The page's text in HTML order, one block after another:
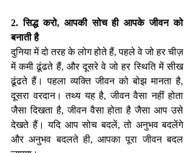
2. सिद्ध करो, आपकी सोच ही आपके जीवन को
बनाती है
दुनिया में दो तरह के लोग होते हैं, पहले वे जो हर चीज़
में कमी ढूंढते हैं, और दूसरे वे जो हर स्थिति में सीख
ढूंढते हैं। पहला व्यक्ति जीवन को बोझ मानता है,
दूसरा वरदान। तथ्य यह है, जीवन वैसा नहीं होता
जैसा दिखता है, जीवन वैसा होता है जैसा आप उसे
देखते हैं। यदि आप सोच बदलें, तो अनुभव बदलेंगे
और अनुभव बदलते ही, आपका पूरा जीवन बदल